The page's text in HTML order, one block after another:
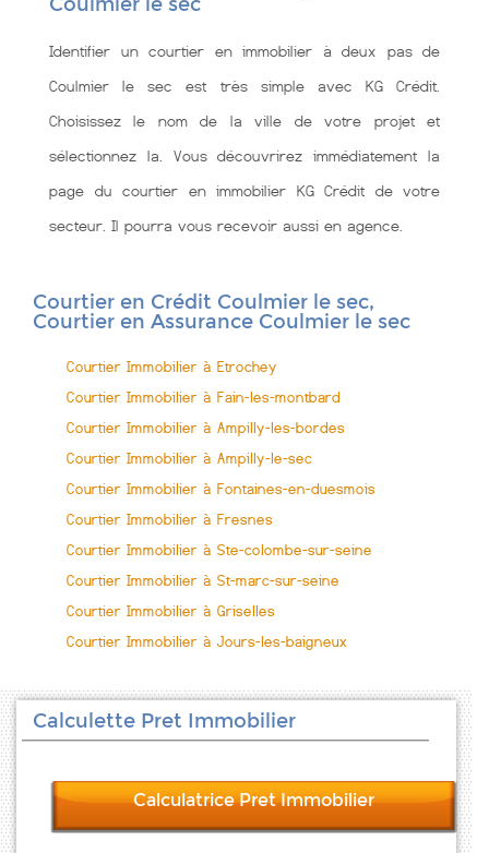
Identifier un courtier en immobilier à deux pas de
Coulmier le sec est très simple avec KG Crédit.
Choisissez le nom de la ville de votre projet et
sélectionnez la. Vous découvrirez immédiatement la
page du courtier en immobilier KG Crédit de votre
secteur. Il pourra vous recevoir aussi en agence.
Courtier en Crédit Coulmier le sec,
Courtier en Assurance Coulmier le sec
Courtier Immobilier à Etrochey
Courtier Immobilier à Fain-les-montbard
Courtier Immobilier à Ampilly-les-bordes
Courtier Immobilier à Ampilly-le-sec
Courtier Immobilier à Fontaines-en-duesmois
Courtier Immobilier à Fresnes
Courtier Immobilier à Ste-colombe-sur-seine
Courtier Immobilier à St-marc-sur-seine
Courtier Immobilier à Griselles
Courtier Immobilier à Jours-les-baigneux
Calculette Pret Immobilier
Calculatrice Pret Immobilier